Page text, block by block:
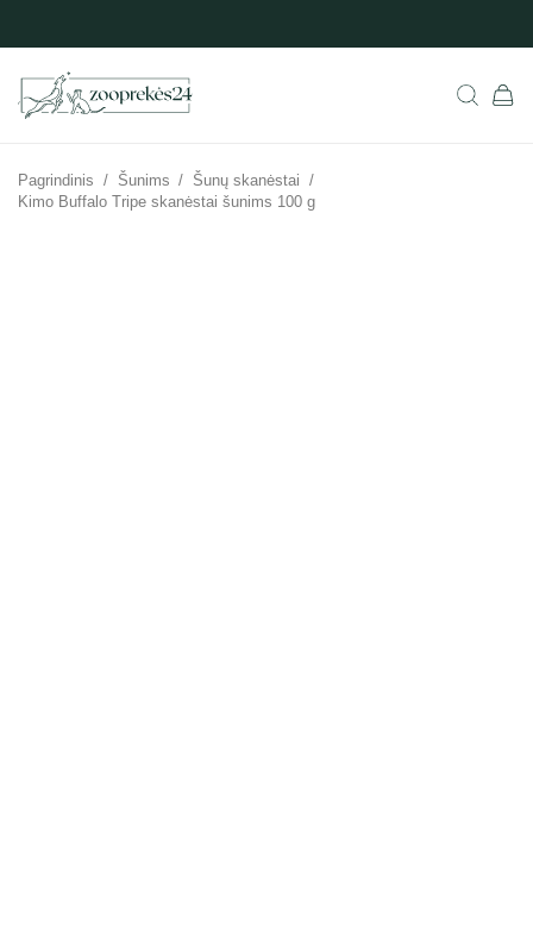
Pagrindinis / Šunims / Šunų skanėstai /
Kimo Buffalo Tripe skanėstai šunims 100 g